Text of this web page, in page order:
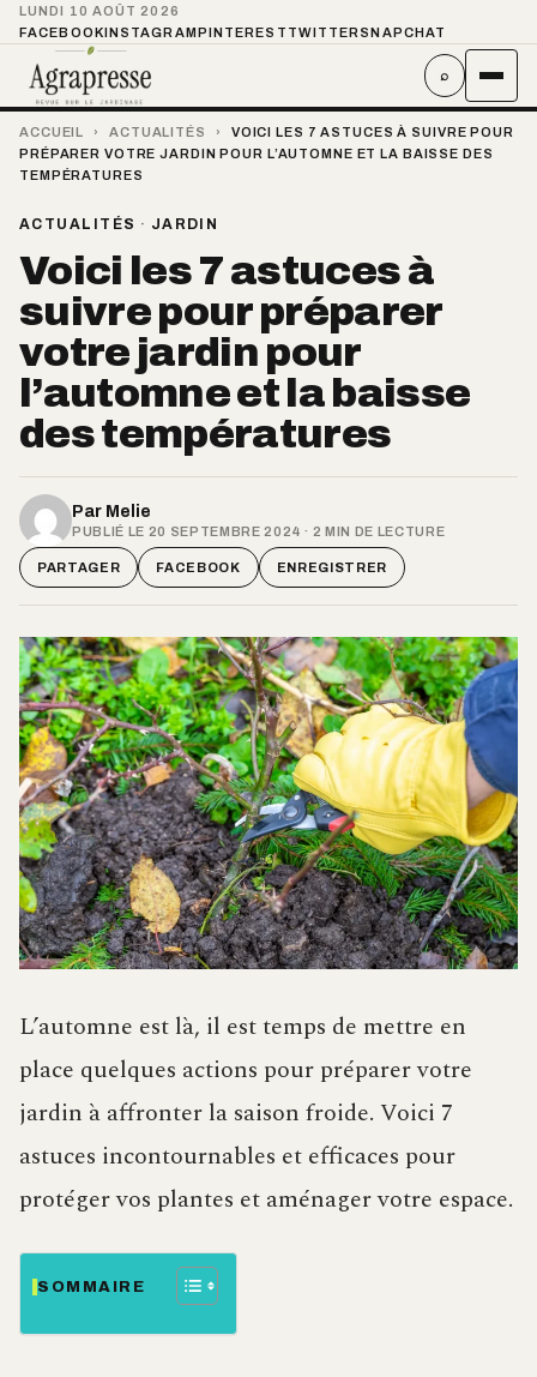
LUNDI 10 AOÛT 2026
FACEBOOKINSTAGRAMPINTEREST TWITTER SNAPCHAT
⌕
ACCUEIL › ACTUALITÉS ›
VOICI LES 7 ASTUCES À SUIVRE POUR
PRÉPARER VOTRE JARDIN POUR L’AUTOMNE ET LA BAISSE DES
TEMPÉRATURES
ACTUALITÉS · JARDIN
Voici les 7 astuces à
suivre pour préparer
votre jardin pour
l’automne et la baisse
des températures
Par Melie
PUBLIÉ LE 20 SEPTEMBRE 2024 · 2 MIN DE LECTURE
PARTAGER FACEBOOK ENREGISTRER
L’automne est là, il est temps de mettre en
place quelques actions pour préparer votre
jardin à affronter la saison froide. Voici 7
astuces incontournables et efficaces pour
protéger vos plantes et aménager votre espace.
SOMMAIRE